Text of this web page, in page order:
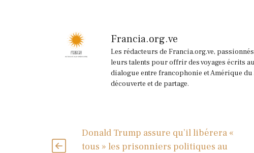
Francia.org.ve
Les rédacteurs de Francia.org.ve,
leurs talents pour offrir des voyages écrits
dialogue entre francophonie et Amérique
découverte et de partage.
Donald Trump assure qu’il libérera «
tous » les prisonniers politiques au